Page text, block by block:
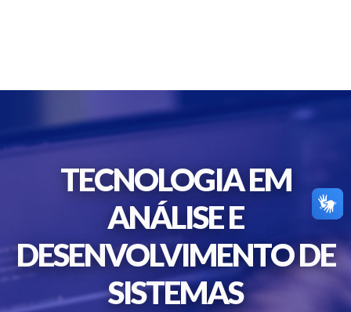
TECNOLOGIA EM
ANÁLISE E
DESENVOLVIMENTO DE
SISTEMAS